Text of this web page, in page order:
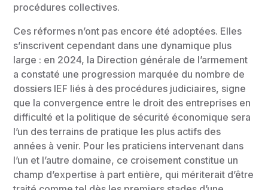
procédures collectives.
Ces réformes n’ont pas encore été adoptées. Elles
s’inscrivent cependant dans une dynamique plus
large : en 2024, la Direction générale de l’armement
a constaté une progression marquée du nombre de
dossiers IEF liés à des procédures judiciaires, signe
que la convergence entre le droit des entreprises en
difficulté et la politique de sécurité économique sera
l’un des terrains de pratique les plus actifs des
années à venir. Pour les praticiens intervenant dans
l’un et l’autre domaine, ce croisement constitue un
champ d’expertise à part entière, qui mériterait d’être